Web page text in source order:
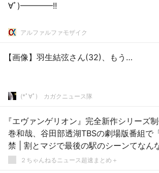
∀ﾟ)━━━━!!
アルファルファモザイク
【画像】羽生結弦さん(32)、もう…
(*ﾟ∀ﾟ)ゞカガクニュース隊
『エヴァンゲリオン』完全新作シリーズ
巻和哉、谷田部透湖TBSの劇場版番組で
禁 | 割とマジで最後の駅のシーンてなん
２ちゃんねるニュース超速まとめ＋